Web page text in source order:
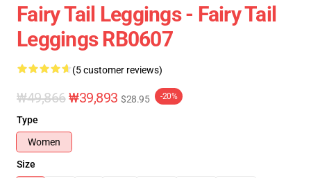
Fairy Tail Leggings - Fairy Tail
Leggings RB0607
(5 customer reviews)
₩49,866₩39,893 $28.95 -20%
Type
Women
Size